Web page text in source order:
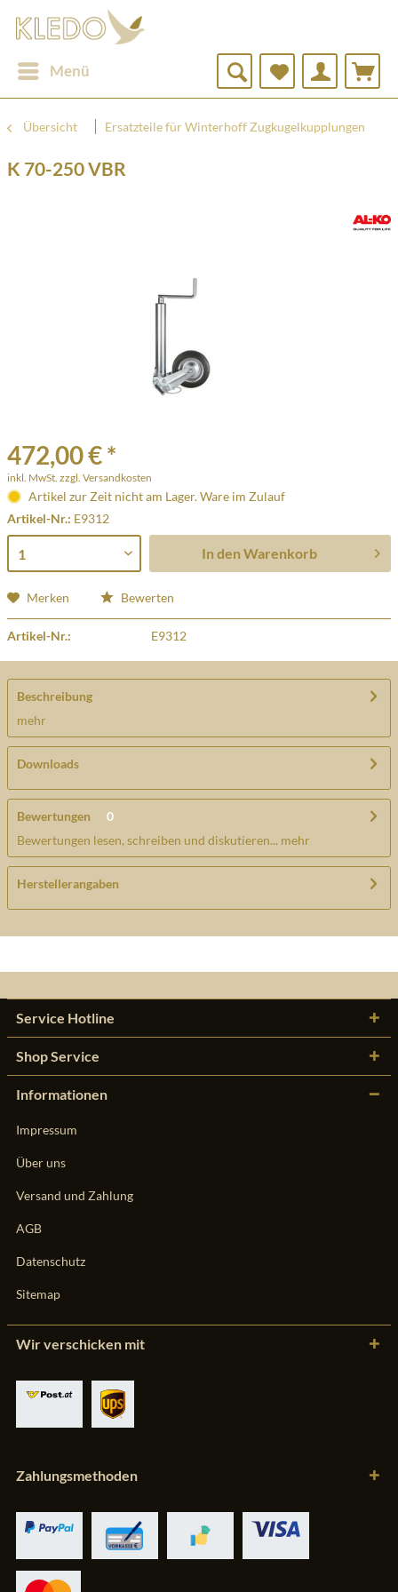
Menü
Übersicht Ersatzteile für Winterhoff Zugkugelkupplungen
K 70-250 VBR
472,00 € *
inkl. MwSt. zzgl. Versandkosten
Artikel zur Zeit nicht am Lager. Ware im Zulauf
Artikel-Nr.: E9312
In den Warenkorb
Merken Bewerten
Artikel-Nr.: E9312
Beschreibung
mehr
Downloads
Bewertungen
0
Bewertungen lesen, schreiben und diskutieren... mehr
Herstellerangaben
Service Hotline
Shop Service
Informationen
Impressum
Über uns
Versand und Zahlung
AGB
Datenschutz
Sitemap
Wir verschicken mit
Zahlungsmethoden